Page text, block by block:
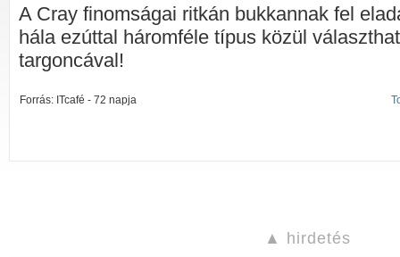
A Cray finomságai ritkán bukkannak fel
hála ezúttal háromféle típus közül
targoncával!
Forrás: ITcafé - 72 napja
▲ hirdetés